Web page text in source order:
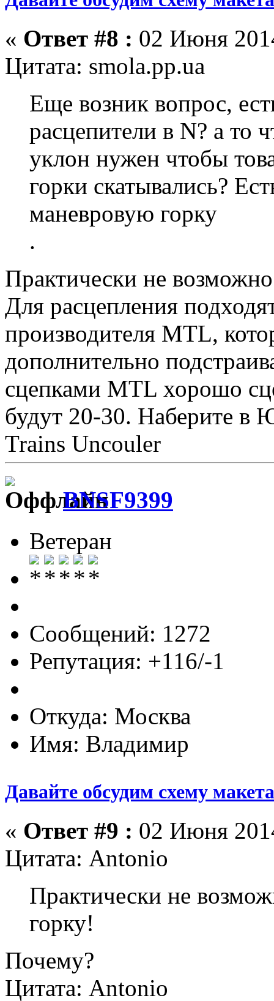
« Ответ #8 : 02 Июня
Цитата: smola.pp.ua
Еще возник вопрос,
расцепители в N? а то
уклон нужен чтобы
горки скатывались?
маневровую горку
.
Практически не
Для расцепления
производителя MTL,
дополнительно
сцепками MTL хорошо
будут 20-30. Наберите в
Trains Uncouler
BNSF9399
Ветеран
Сообщений: 1272
Репутация: +116/-1
Откуда: Москва
Имя: Владимир
Давайте обсудим схему макета
« Ответ #9 : 02 Июня
Цитата: Antonio
Практически не
горку!
Почему?
Цитата: Antonio